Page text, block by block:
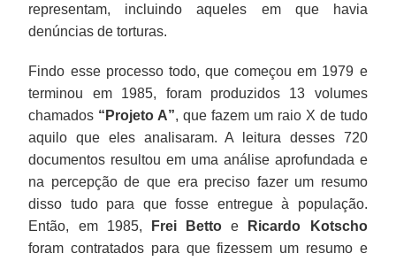
representam, incluindo aqueles em que havia
denúncias de torturas.
Findo esse processo todo, que começou em 1979 e
terminou em 1985, foram produzidos 13 volumes
chamados “Projeto A”, que fazem um raio X de tudo
aquilo que eles analisaram. A leitura desses 720
documentos resultou em uma análise aprofundada e
na percepção de que era preciso fazer um resumo
disso tudo para que fosse entregue à população.
Então, em 1985,
Frei Betto e
Ricardo Kotscho
foram contratados para que fizessem um resumo e